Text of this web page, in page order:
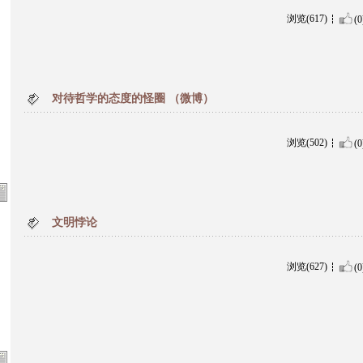
浏览(617)
对待哲学的态度的怪圈 （微博）
浏览(502)
文明悖论
浏览(627)